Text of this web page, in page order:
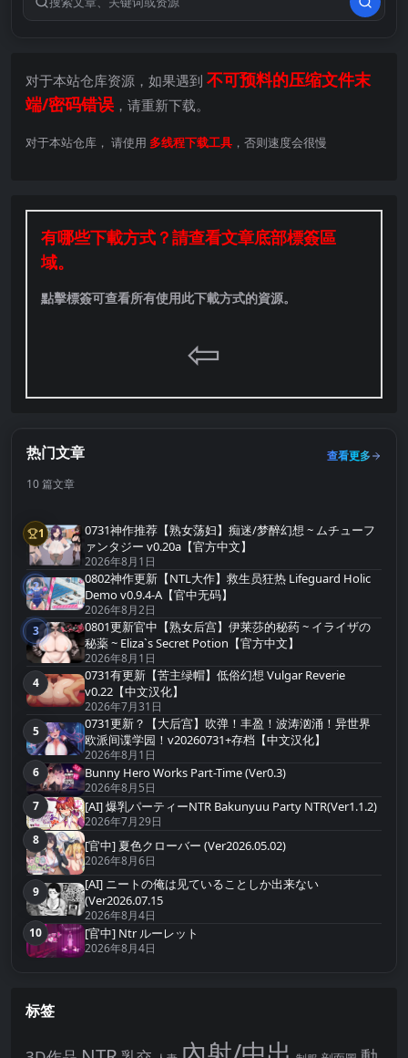
搜索关键词
对于本站仓库资源，如果遇到 不可预料的压缩文件末
端/密码错误 ，请重新下载。
对于本站仓库， 请使用 多线程下载工具 ，否则速度会很慢
有哪些下載方式？請查看文章底部標簽區
域。
點擊標簽可查看所有使用此下載方式的資源。
⇦
热门文章
查看更多
10 篇文章
第1名
1
0731神作推荐【熟女荡妇】痴迷/梦醉幻想 ~ ムチューフ
ァンタジー v0.20a【官方中文】
2026年8月1日
第2名
2
0802神作更新【NTL大作】救生员狂热 Lifeguard Holic
Demo v0.9.4-A【官中无码】
2026年8月2日
第3名
3
0801更新官中【熟女后宫】伊莱莎的秘药 ~ イライザの
秘薬 ~ Eliza`s Secret Potion【官方中文】
2026年8月1日
第4名
4
0731有更新【苦主绿帽】低俗幻想 Vulgar Reverie
v0.22【中文汉化】
2026年7月31日
第5名
5
0731更新？【大后宫】吹弹！丰盈！波涛汹涌！异世界
欧派间谍学园！v20260731+存档【中文汉化】
2026年8月1日
第6名
6 Bunny Hero Works Part-Time (Ver0.3)
2026年8月5日
第7名
7 [AI] 爆乳パーティーNTR Bakunyuu Party NTR(Ver1.1.2)
2026年7月29日
第8名
8 [官中] 夏色クローバー (Ver2026.05.02)
2026年8月6日
第9名
9
[AI] ニートの俺は见ていることしか出来ない
(Ver2026.07.15
2026年8月4日
第10名
10 [官中] Ntr ルーレット
2026年8月4日
标签